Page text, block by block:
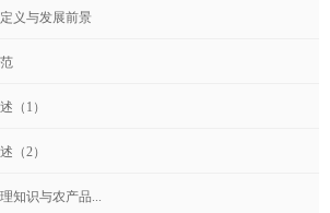
义与发展前景
（1）
（2）
知识与农产品...